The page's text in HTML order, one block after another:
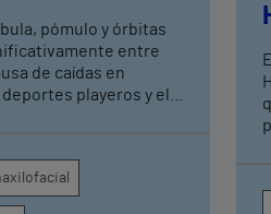
pómulo y órbitas
entre
de caídas en
playeros y el
importancia de una
evitar secuelas